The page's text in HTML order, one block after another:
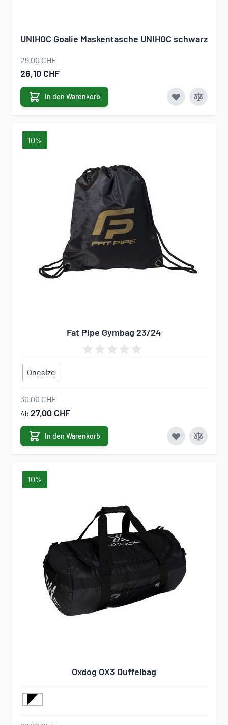
UNIHOC Goalie Maskentasche UNIHOC schwarz
29,00 CHF
Sonderangebot
26,10 CHF
In den Warenkorb
10%
Fat Pipe Gymbag 23/24
Onesize
30,00 CHF
Ab 27,00 CHF
In den Warenkorb
10%
Oxdog OX3 Duffelbag